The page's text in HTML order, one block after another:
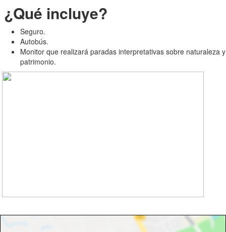
¿Qué incluye?
Seguro.
Autobús.
Monitor que realizará paradas interpretativas sobre naturaleza y
patrimonio.